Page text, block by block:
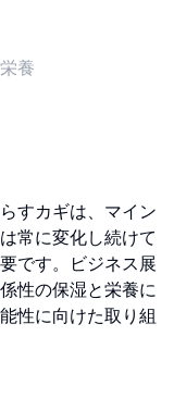
性の保湿と栄養に
ビジネス環境